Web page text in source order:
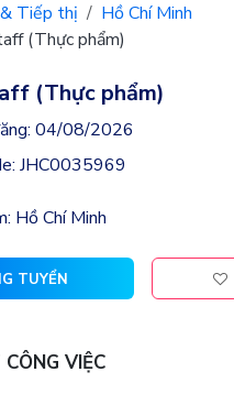
Tiếp thị
Hồ Chí Minh
(Thực phẩm)
(Thực phẩm)
04/08/2026
JHC0035969
Hồ Chí Minh
TUYỂN
VIỆC